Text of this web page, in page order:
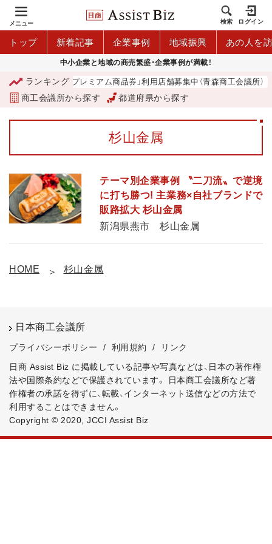
メニュー 検索 ログイン
トップ 新着記事 企業事例 地域振興 あの人を
中小企業と地域の商売繁盛・企業事例が満載！
ランキング
「青森市プレミアム商品券」利用店舗募集中（青森商工会議所）
商工会議所から探す 都道府県から探す
杉山金属
テーマ別企業事例 〝二刀流〟で逆境
に打ち勝つ! 主業務×自社ブランドで
販路拡大 杉山金属
新潟県燕市 杉山金属
HOME 杉山金属
日本商工会議所
プライバシーポリシー / 利用規約 /
リンク
日商 Assist Biz に掲載している記事や写真などは、日本の著作権
法や国際条約などで保護されています。
日本商工会議所など著
作権者の承諾を得ずに、転載、インターネット送信などの方法で
利用することはできません。
Copyright © 2020, JCCI Assist Biz